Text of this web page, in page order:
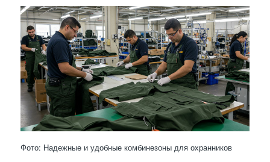
Фото: Надежные и удобные комбинезоны для охранников